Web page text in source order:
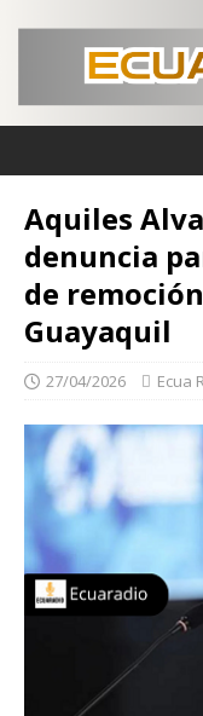
Aquiles
denuncia
de
Guayaquil
27/04/2026 Ecua